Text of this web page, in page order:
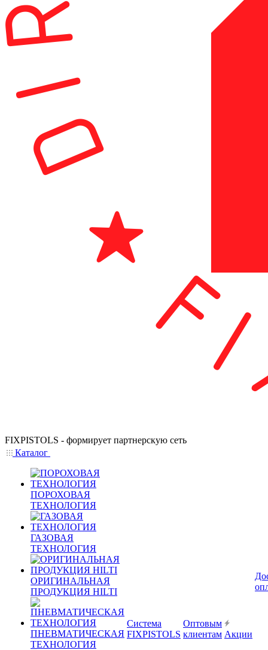
FIXPISTOLS - формирует партнерскую сеть
Каталог
ПОРОХОВАЯ
ТЕХНОЛОГИЯ
ГАЗОВАЯ
ТЕХНОЛОГИЯ
ОРИГИНАЛЬНАЯ
ПРОДУКЦИЯ HILTI
ПНЕВМАТИЧЕСКАЯ
ТЕХНОЛОГИЯ
Система
FIXPISTOLS
Оптовым
клиентам Акции